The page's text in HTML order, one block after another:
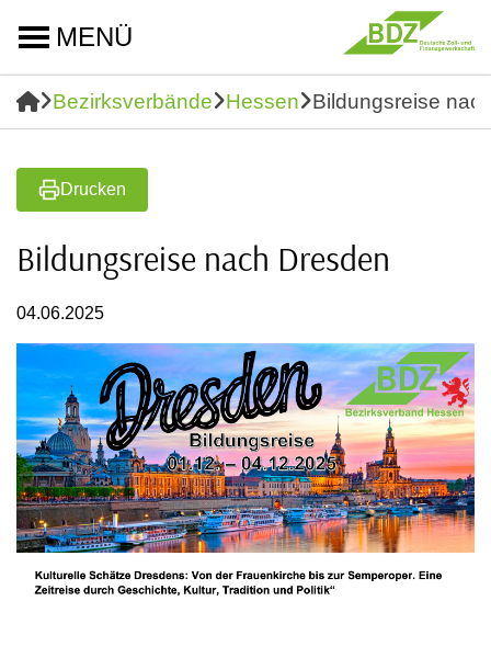
MENÜ
Bezirksverbände Hessen Bildungsreise
Drucken
Bildungsreise nach Dresden
04.06.2025